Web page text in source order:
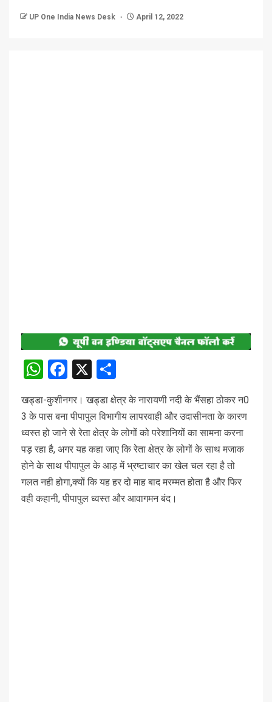
UP One India News Desk April 12, 2022
WhatsApp
Facebook
X
खड्डा-कुशीनगर। खड्डा क्षेत्र के नारायणी नदी के भैंसहा ठोकर न0
3 के पास बना पीपापुल विभागीय लापरवाही और उदासीनता के कारण
ध्वस्त हो जाने से रेता क्षेत्र के लोगों को परेशानियों का सामना करना
पड़ रहा है, अगर यह कहा जाए कि रेता क्षेत्र के लोगों के साथ मजाक
होने के साथ पीपापुल के आड़ में भ्रष्टाचार का खेल चल रहा है तो
गलत नही होगा,क्यों कि यह हर दो माह बाद मरम्मत होता है और फिर
वही कहानी, पीपापुल ध्वस्त और आवागमन बंद।